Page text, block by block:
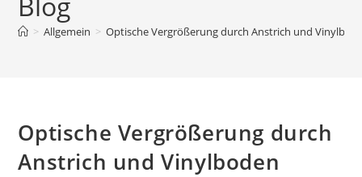
> Allgemein > Optische Vergrößerung durch Anstrich und
Optische Vergrößerung durch
Anstrich und Vinylboden